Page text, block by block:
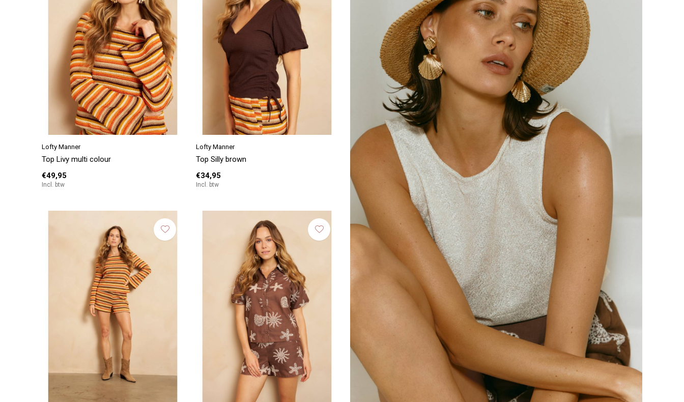
Lofty Manner
Top Livy multi colour
€49,95
Incl. btw
Lofty Manner
Top Silly brown
€34,95
Incl. btw